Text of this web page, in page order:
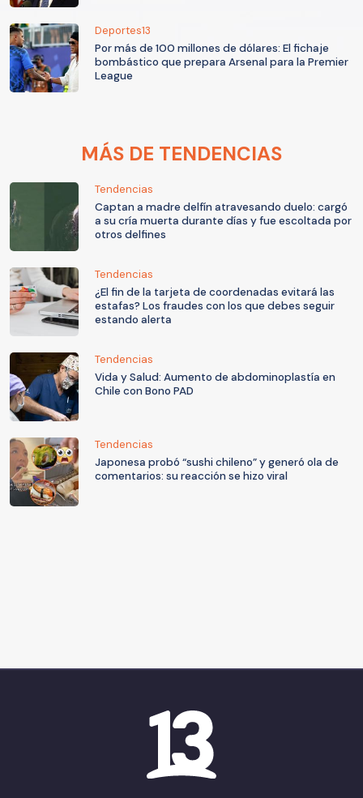
Deportes13
Por más de 100 millones de dólares: El fichaje
bombástico que prepara Arsenal para la Premier
League
MÁS DE TENDENCIAS
Tendencias
Captan a madre delfín atravesando duelo: cargó
a su cría muerta durante días y fue escoltada por
otros delfines
Tendencias
¿El fin de la tarjeta de coordenadas evitará las
estafas? Los fraudes con los que debes seguir
estando alerta
Tendencias
Vida y Salud: Aumento de abdominoplastía en
Chile con Bono PAD
Tendencias
Japonesa probó “sushi chileno” y generó ola de
comentarios: su reacción se hizo viral